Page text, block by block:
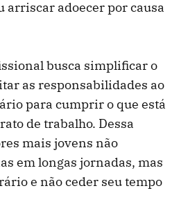
arriscar adoecer por causa
busca simplificar o
as responsabilidades ao
para cumprir o que está
de trabalho. Dessa
mais jovens não
em longas jornadas, mas
e não ceder seu tempo